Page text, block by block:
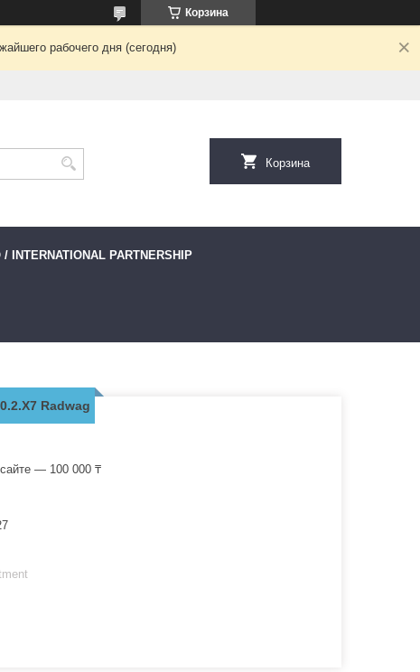
Корзина
рабочего дня (сегодня)
Корзина
PARTNERSHIP
Radwag
— 100 000 ₸